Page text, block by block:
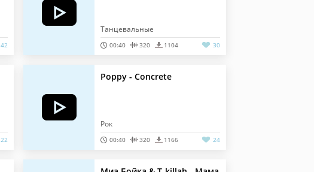
42
Танцевальные
00:40 320 1104 30
22
Poppy - Concrete
Рок
00:40 320 1166 24